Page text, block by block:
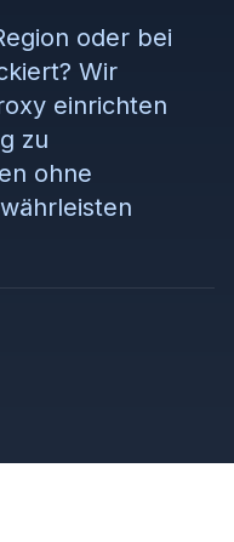
oder bei
Wir
einrichten
zu
ohne